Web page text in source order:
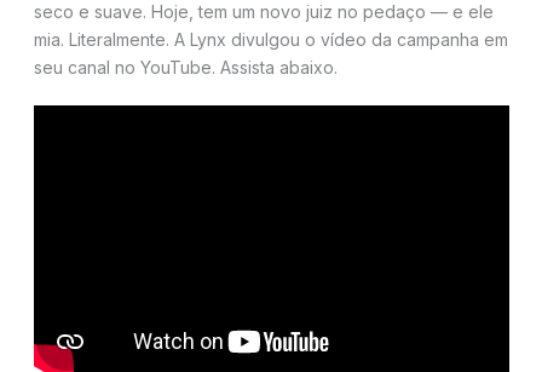
seco e suave. Hoje, tem um novo juiz no pedaço — e ele
mia. Literalmente. A Lynx divulgou o vídeo da campanha em
seu canal no YouTube. Assista abaixo.